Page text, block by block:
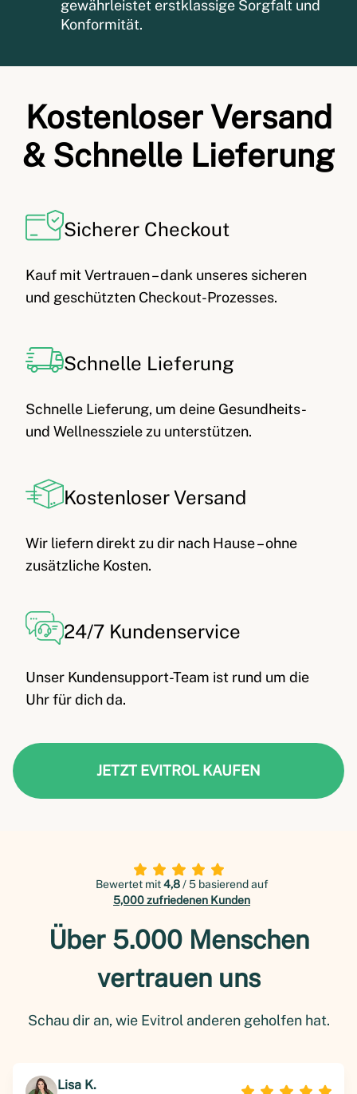
gewährleistet erstklassige Sorgfalt und
Konformität.
Kostenloser Versand
& Schnelle Lieferung
Sicherer Checkout
Kauf mit Vertrauen – dank unseres sicheren
und geschützten Checkout-Prozesses.
Schnelle Lieferung
Schnelle Lieferung, um deine Gesundheits-
und Wellnessziele zu unterstützen.
Kostenloser Versand
Wir liefern direkt zu dir nach Hause – ohne
zusätzliche Kosten.
24/7 Kundenservice
Unser Kundensupport-Team ist rund um die
Uhr für dich da.
JETZT EVITROL KAUFEN
Bewertet mit4,8/ 5 basierend auf
5,000 zufriedenen Kunden
Über 5.000 Menschen
vertrauen uns
Schau dir an, wie Evitrol anderen geholfen hat.
Lisa K.